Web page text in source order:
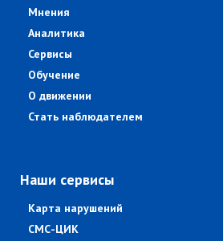
Мнения
Аналитика
Сервисы
Обучение
О движении
Стать наблюдателем
Наши сервисы
Карта нарушений
СМС-ЦИК